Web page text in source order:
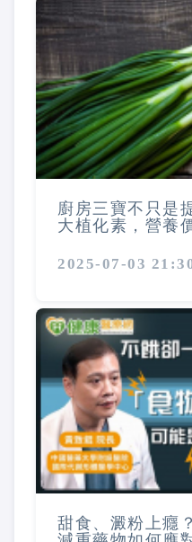
廚房三寶不只是
大植化素，營養
2025-07-03
甜食、澱粉上癮